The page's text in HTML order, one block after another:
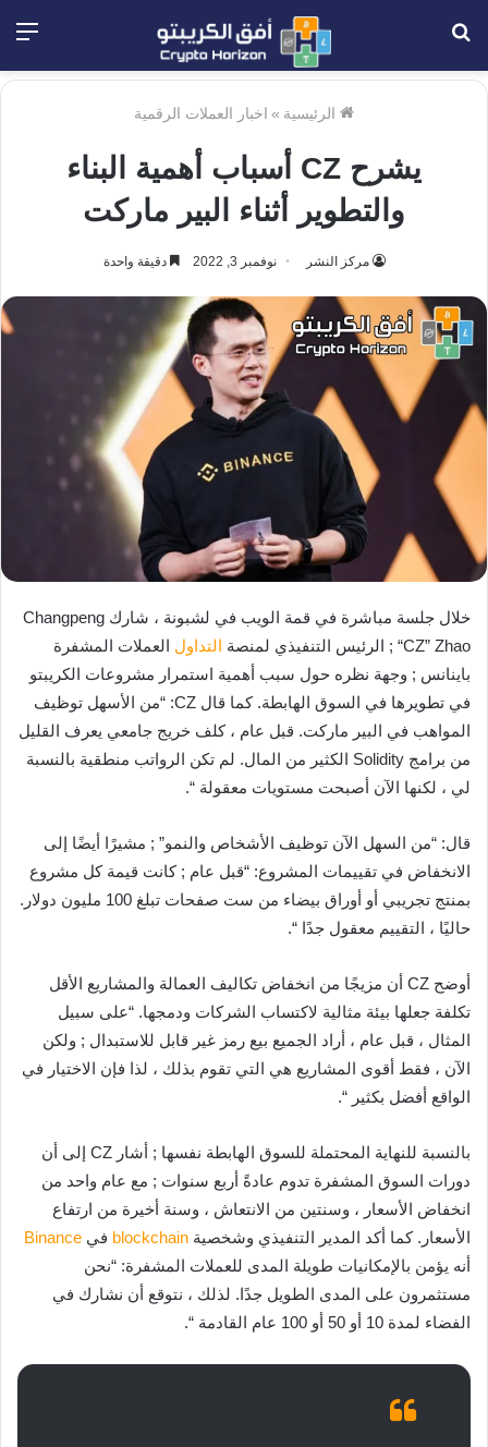
الرئيسية » اخبار العملات الرقمية
يشرح CZ أسباب أهمية البناء
والتطوير أثناء البير ماركت
مركز النشر نوفمبر 3, 2022 دقيقة واحدة
خلال جلسة مباشرة في قمة الويب في لشبونة ، شارك Changpeng
“CZ” Zhao ; الرئيس التنفيذي لمنصة
التداول العملات المشفرة
باينانس ; وجهة نظره حول سبب أهمية استمرار مشروعات الكريبتو
في تطويرها في السوق الهابطة. كما قال CZ: “من الأسهل توظيف
المواهب في البير ماركت. قبل عام ، كلف خريج جامعي يعرف القليل
من برامج Solidity الكثير من المال. لم تكن الرواتب منطقية بالنسبة
لي ، لكنها الآن أصبحت مستويات معقولة “.
قال: “من السهل الآن توظيف الأشخاص والنمو” ; مشيرًا أيضًا إلى
الانخفاض في تقييمات المشروع: “قبل عام ; كانت قيمة كل مشروع
بمنتج تجريبي أو أوراق بيضاء من ست صفحات تبلغ 100 مليون دولار.
حاليًا ، التقييم معقول جدًا “.
أوضح CZ أن مزيجًا من انخفاض تكاليف العمالة والمشاريع الأقل
تكلفة جعلها بيئة مثالية لاكتساب الشركات ودمجها. “على سبيل
المثال ، قبل عام ، أراد الجميع بيع رمز غير قابل للاستبدال ; ولكن
الآن ، فقط أقوى المشاريع هي التي تقوم بذلك ، لذا فإن الاختيار في
الواقع أفضل بكثير “.
بالنسبة للنهاية المحتملة للسوق الهابطة نفسها ; أشار CZ إلى أن
دورات السوق المشفرة تدوم عادةً أربع سنوات ; مع عام واحد من
انخفاض الأسعار ، وسنتين من الانتعاش ، وسنة أخيرة من ارتفاع
الأسعار. كما أكد المدير التنفيذي وشخصية blockchain في Binance
أنه يؤمن بالإمكانيات طويلة المدى للعملات المشفرة: “نحن
مستثمرون على المدى الطويل جدًا. لذلك ، نتوقع أن نشارك في
الفضاء لمدة 10 أو 50 أو 100 عام القادمة “.